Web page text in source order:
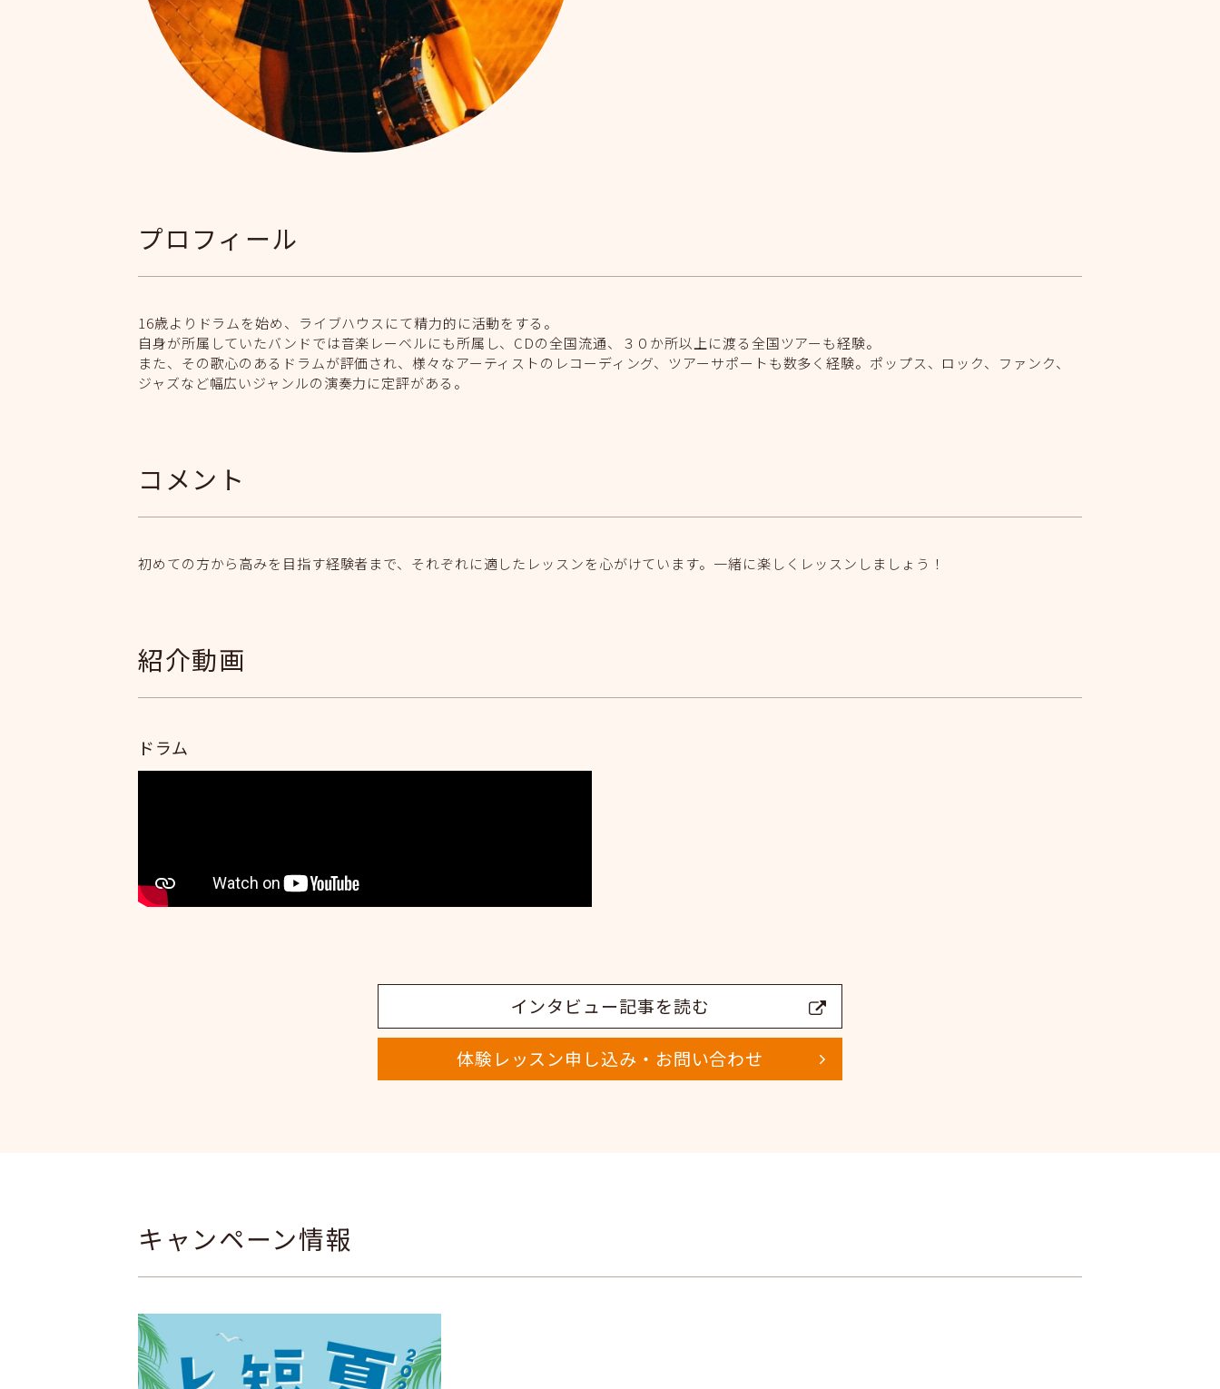
プロフィール
16歳よりドラムを始め、ライブハウスにて精力的に活動をする。
自身が所属していたバンドでは音楽レーベルにも所属し、CDの全国流通、３０か所以上に渡る全国ツアーも経験。
また、その歌心のあるドラムが評価され、様々なアーティストのレコーディング、ツアーサポートも数多く経験。ポップス、ロック、ファンク、
ジャズなど幅広いジャンルの演奏力に定評がある。
コメント
初めての方から高みを目指す経験者まで、それぞれに適したレッスンを心がけています。一緒に楽しくレッスンしましょう！
紹介動画
ドラム
インタビュー記事を読む
体験レッスン申し込み・お問い合わせ
キャンペーン情報